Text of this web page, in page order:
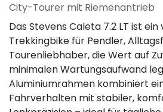
City-Tourer mit Riemenantrieb
Das Stevens Caleta 7.2 LT ist
Trekkingbike für Pendler,
Tourenliebhaber, die Wert auf
minimalen Wartungsaufwand
Aluminiumrahmen kombiniert
Fahrverhalten mit stabiler,